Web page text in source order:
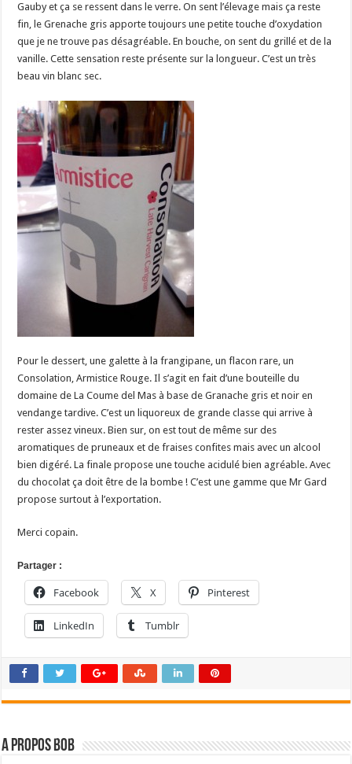
Gauby et ça se ressent dans le verre. On sent l’élevage mais ça reste
fin, le Grenache gris apporte toujours une petite touche d’oxydation
que je ne trouve pas désagréable. En bouche, on sent du grillé et de la
vanille. Cette sensation reste présente sur la longueur. C’est un très
beau vin blanc sec.
Pour le dessert, une galette à la frangipane, un flacon rare, un
Consolation, Armistice Rouge. Il s’agit en fait d’une bouteille du
domaine de La Coume del Mas à base de Granache gris et noir en
vendange tardive. C’est un liquoreux de grande classe qui arrive à
rester assez vineux. Bien sur, on est tout de même sur des
aromatiques de pruneaux et de fraises confites mais avec un alcool
bien digéré. La finale propose une touche acidulé bien agréable. Avec
du chocolat ça doit être de la bombe ! C’est une gamme que Mr Gard
propose surtout à l’exportation.
Merci copain.
Partager :
Facebook X Pinterest
LinkedIn Tumblr
A propos bOb